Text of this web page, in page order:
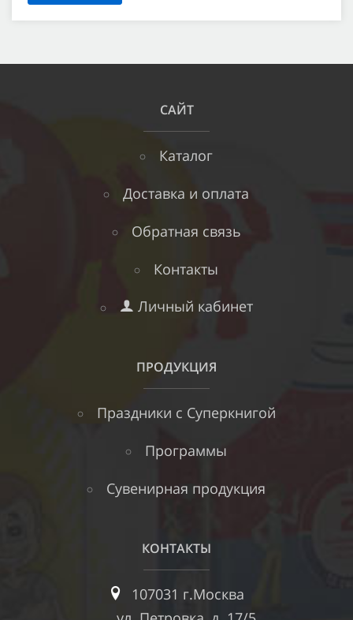
САЙТ
Каталог
Доставка и оплата
Обратная связь
Контакты
Личный кабинет
ПРОДУКЦИЯ
Праздники с Суперкнигой
Программы
Сувенирная продукция
КОНТАКТЫ
107031 г.Москва